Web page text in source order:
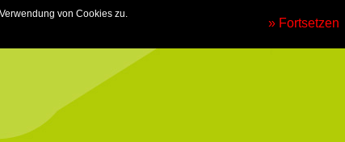
von Cookies zu.
» Fortsetzen